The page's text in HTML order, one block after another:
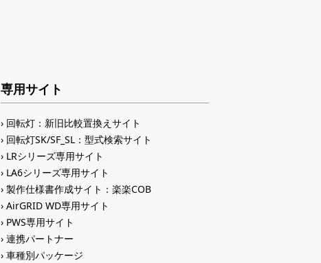
専用サイト
回転灯：新旧比較置換えサイト
回転灯SK/SF_SL：型式検索サイト
LRシリーズ専用サイト
LA6シリーズ専用サイト
製作仕様書作成サイト：楽楽COB
AirGRID WD専用サイト
PWS専用サイト
連携パートナー
車種別パッケージ